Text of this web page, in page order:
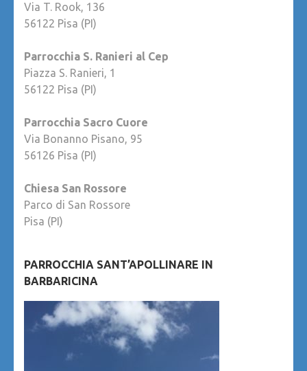
Via T. Rook, 136
56122 Pisa (PI)
Parrocchia S. Ranieri al Cep
Piazza S. Ranieri, 1
56122 Pisa (PI)
Parrocchia Sacro Cuore
Via Bonanno Pisano, 95
56126 Pisa (PI)
Chiesa San Rossore
Parco di San Rossore
Pisa (PI)
PARROCCHIA SANT’APOLLINARE IN
BARBARICINA